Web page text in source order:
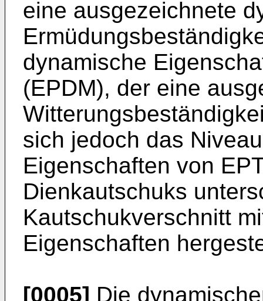
eine ausgezeichnete
dynamische
(EPDM), der eine
sich jedoch das
Eigenschaften von
Dienkautschuks
Kautschukverschnitt
Eigenschaften
[0005] Die